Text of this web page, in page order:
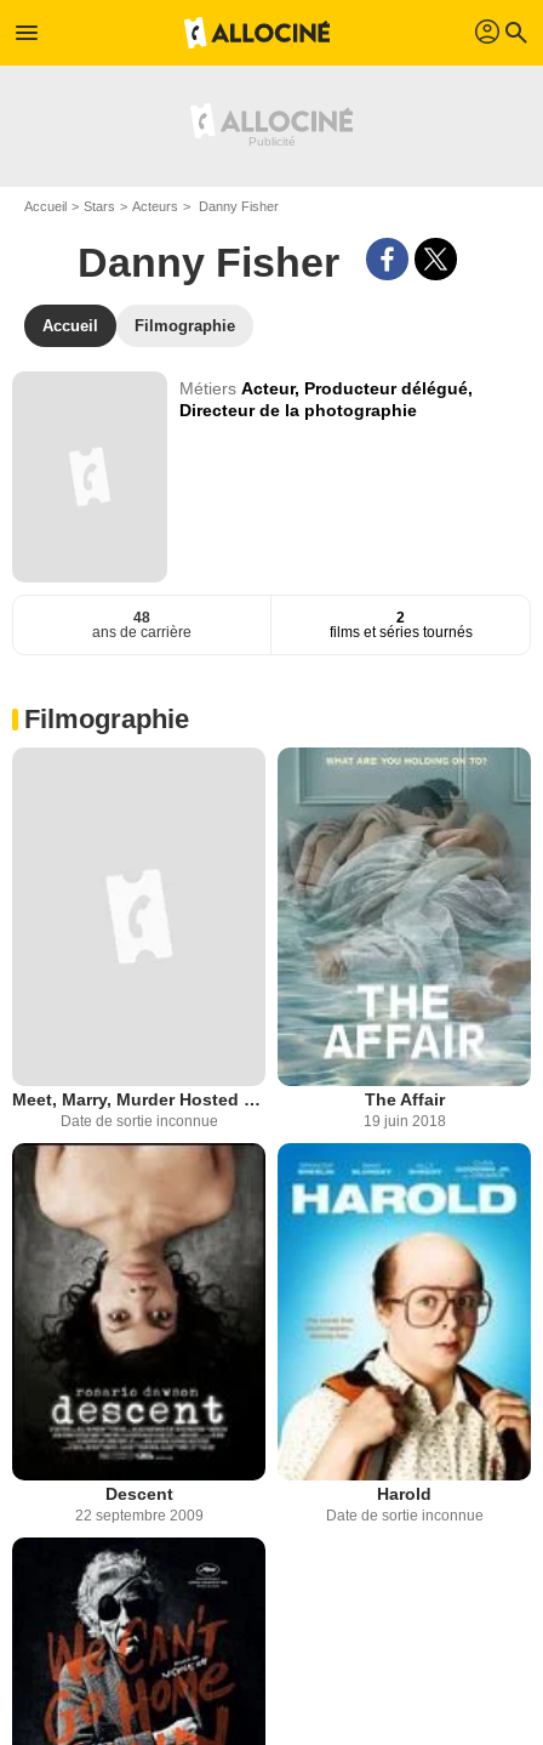
menu profil search
Accueil Stars Acteurs Danny Fisher
Danny Fisher
Accueil Filmographie
MétiersActeur, Producteur délégué,
Directeur de la photographie
48
ans de carrière
2
films et séries tournés
Filmographie
Meet, Marry, Murder Hosted by Michelle Trachtenberg
Date de sortie inconnue
The Affair
19 juin 2018
Descent
22 septembre 2009
Harold
Date de sortie inconnue